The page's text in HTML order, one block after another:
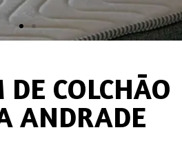
DE COLCHÃO
ANDRADE